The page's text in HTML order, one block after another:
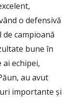
o defensivă
campioană
bune în
echipei,
au avut
importante și